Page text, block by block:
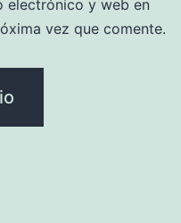
electrónico y web en
vez que comente.